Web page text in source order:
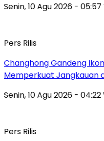
Senin, 10 Agu 2026 - 05:57
Pers Rilis
Changhong Gandeng
Memperkuat Jangkauan
Senin, 10 Agu 2026 - 04:22
Pers Rilis